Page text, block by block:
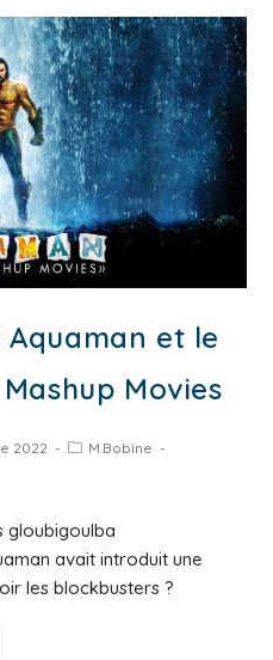
Aquaman et le
Movies
2022
M.Bobine
gloubigoulba
avait introduit une
les blockbusters ?